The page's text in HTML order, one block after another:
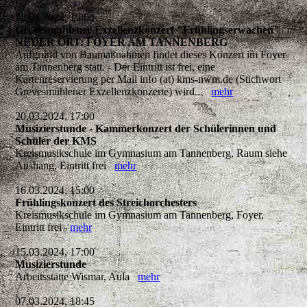
22.03.2024, 19:00
Grevesmühlener Exzellenzkonzert "Frühlingserwachen"
NEUER ORT: FOYER AM TANNENBERG
Aufgrund von Baumaßnahmen findet dieses Konzert im Foyer
am Tannenberg statt. - Der Eintritt ist frei, eine
Kartenreservierung per Mail info (at) kms-nwm.de (Stichwort
Grevesmühlener Exzellenzkonzerte) wird...mehr
20.03.2024, 17:00
Musizierstunde - Kammerkonzert der Schülerinnen und
Schüler der KMS
Kreismusikschule im Gymnasium am Tannenberg, Raum siehe
Aushang, Eintritt freimehr
16.03.2024, 15:00
Frühlingskonzert des Streichorchesters
Kreismusikschule im Gymnasium am Tannenberg, Foyer,
Eintritt freimehr
15.03.2024, 17:00
Musizierstunde
Arbeitsstätte Wismar, Aulamehr
07.03.2024, 18:45